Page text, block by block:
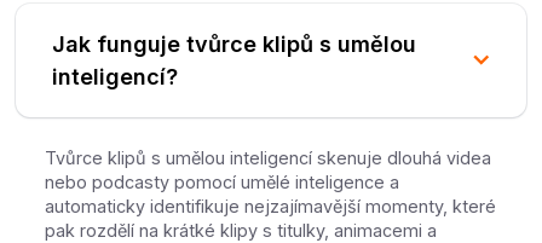
Jak funguje tvůrce klipů s umělou
inteligencí?
Tvůrce klipů s umělou inteligencí skenuje dlouhá videa
nebo podcasty pomocí umělé inteligence a
automaticky identifikuje nejzajímavější momenty, které
pak rozdělí na krátké klipy s titulky, animacemi a